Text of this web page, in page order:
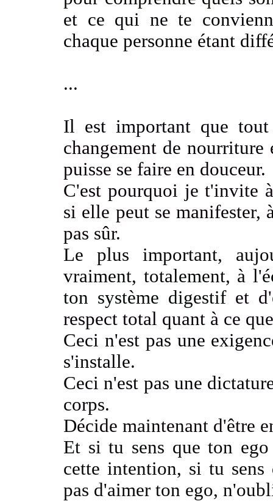
et ce qui ne te
chaque personne étant
...
Il est important que
changement de nourriture
puisse se faire en douceur.
C'est pourquoi je t'invite
si elle peut se manifester,
pas sûr.
Le plus important,
vraiment, totalement, à
ton système digestifet
respect total quant à ce
Ceci n'est pas une
s'installe.
Ceci n'est pas une
corps.
Décide maintenant d'être
Et si tu sens que ton
cette intention, si tu
pas d'aimer ton ego,